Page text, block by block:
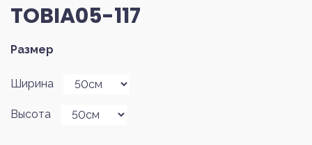
TOBIA05-117
Размер
Ширина
Высота